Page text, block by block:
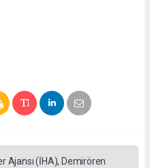
Ajansı (İHA), Demirören